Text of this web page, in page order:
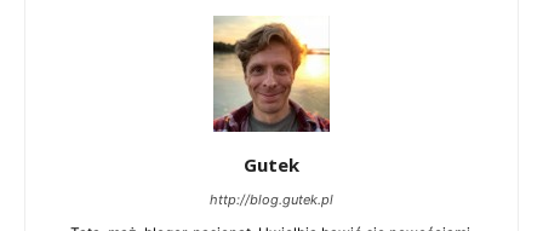
Gutek
http://blog.gutek.pl